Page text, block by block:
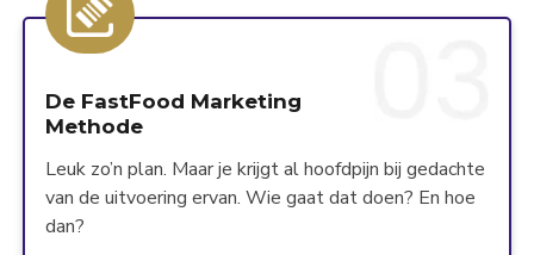
De FastFood Marketing
Methode
Leuk zo’n plan. Maar je krijgt al hoofdpijn bij gedachte
van de uitvoering ervan. Wie gaat dat doen? En hoe
dan?